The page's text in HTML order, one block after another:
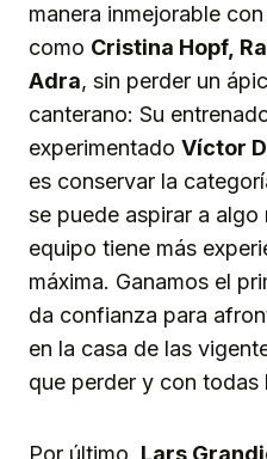
manera inmejorable
como Cristina Hopf,
Adra, sin perder un
canterano: Su
experimentado Víctor
es conservar la
se puede aspirar a algo
equipo tiene más
máxima. Ganamos el
da confianza para
en la casa de las
que perder y con todas